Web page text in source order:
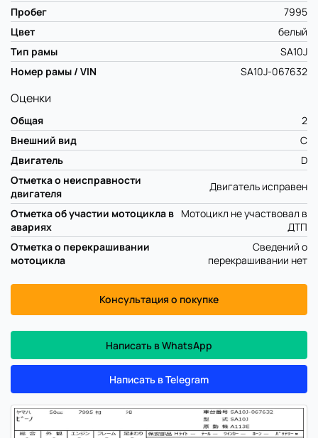
Пробег
7995
Цвет
белый
Тип рамы
SA10J
Номер рамы / VIN
SA10J-067632
Оценки
Общая
2
Внешний вид
C
Двигатель
D
Отметка о неисправности
двигателя
Двигатель исправен
Отметка об участии мотоцикла в
авариях
Мотоцикл не участвовал в
ДТП
Отметка о перекрашивании
мотоцикла
Сведений о
перекрашивании нет
Консультация о покупке
Написать в WhatsApp
Написать в Telegram